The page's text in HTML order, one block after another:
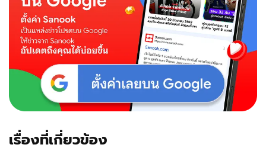
เรื่องที่เกี่ยวข้อง